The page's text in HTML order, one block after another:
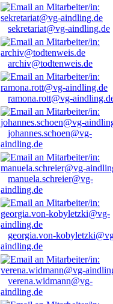
sekretariat@vg-aindling.de
archiv@todtenweis.de
ramona.rott@vg-
johannes.schoen@vg-
aindling.de
manuela.schreier@vg-
aindling.de
georgia.von-
aindling.de
verena.widmann@vg-
aindling.de